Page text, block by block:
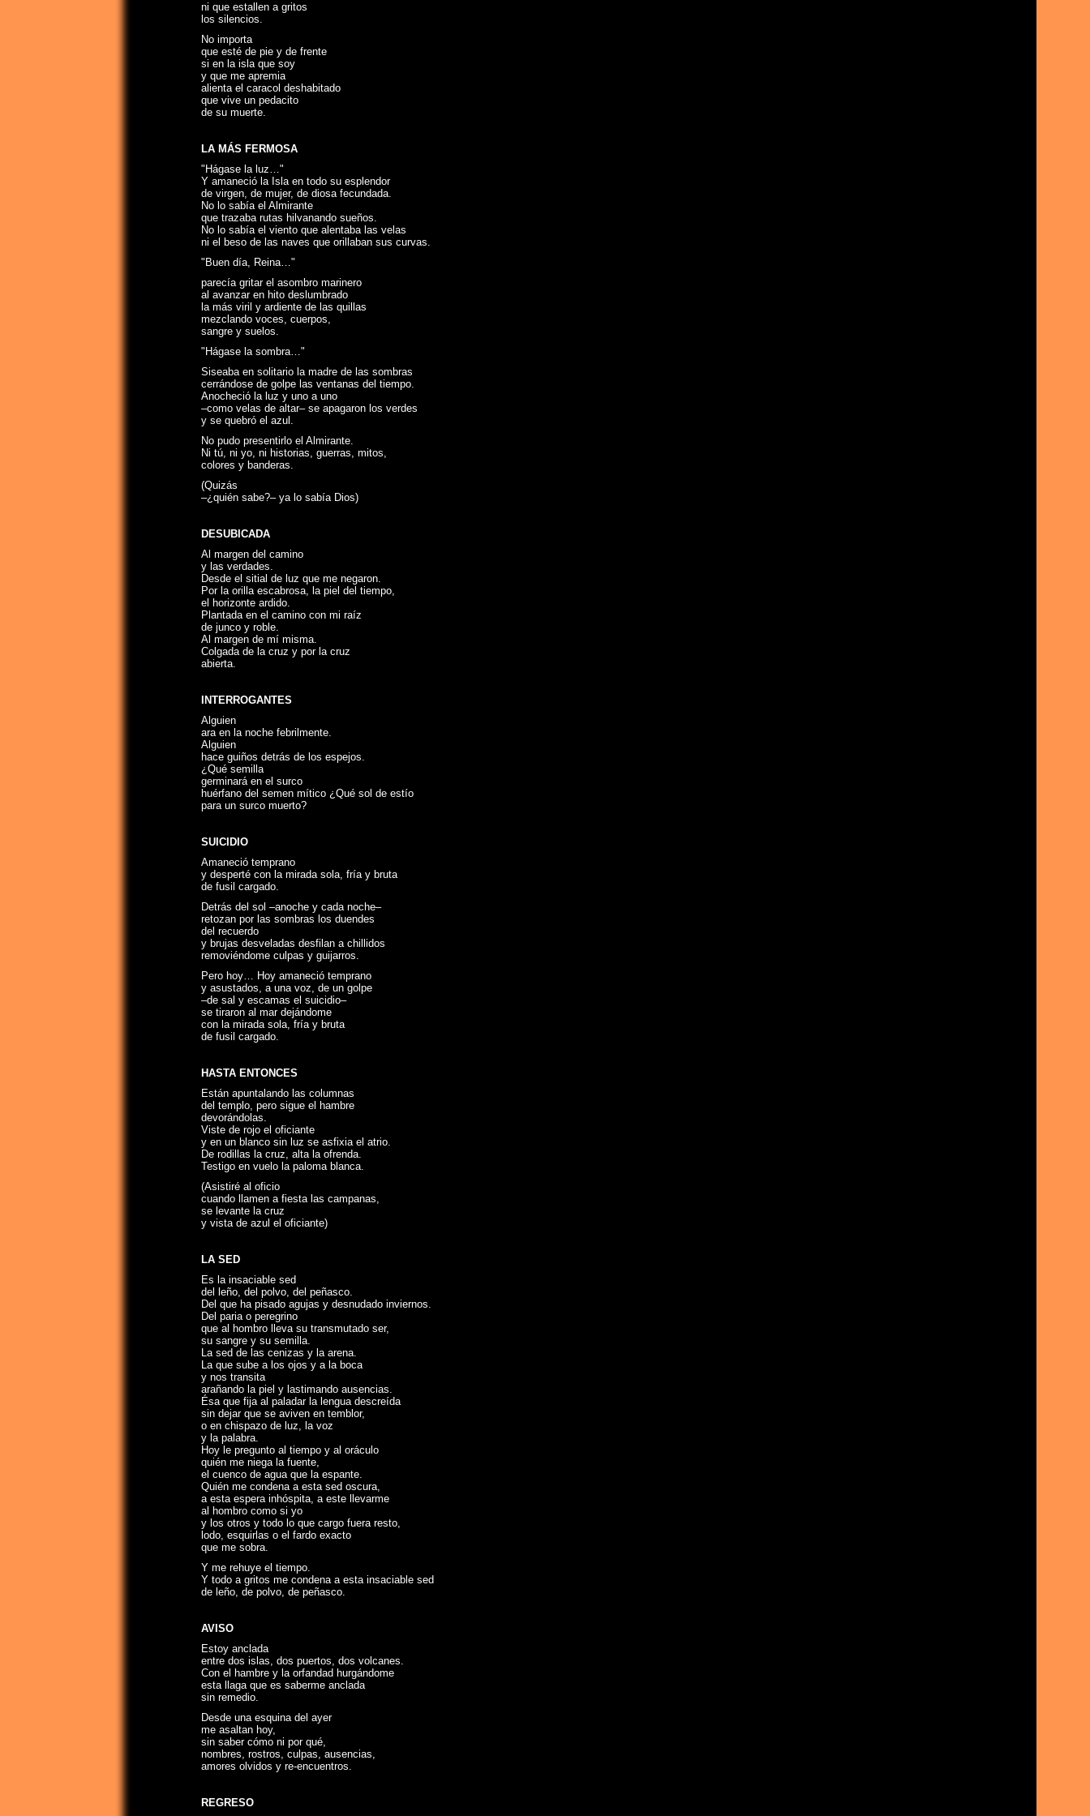
ni que estallen a gritos
los silencios.
No importa
que esté de pie y de frente
si en la isla que soy
y que me apremia
alienta el caracol deshabitado
que vive un pedacito
de su muerte.
LA MÁS FERMOSA
"Hágase la luz…"
Y amaneció la Isla en todo su esplendor
de virgen, de mujer, de diosa fecundada.
No lo sabía el Almirante
que trazaba rutas hilvanando sueños.
No lo sabía el viento que alentaba las velas
ni el beso de las naves que orillaban sus curvas.
"Buen día, Reina…"
parecía gritar el asombro marinero
al avanzar en hito deslumbrado
la más viril y ardiente de las quillas
mezclando voces, cuerpos,
sangre y suelos.
"Hágase la sombra…"
Siseaba en solitario la madre de las sombras
cerrándose de golpe las ventanas del tiempo.
Anocheció la luz y uno a uno
–como velas de altar– se apagaron los verdes
y se quebró el azul.
No pudo presentirlo el Almirante.
Ni tú, ni yo, ni historias, guerras, mitos,
colores y banderas.
(Quizás
–¿quién sabe?– ya lo sabía Dios)
DESUBICADA
Al margen del camino
y las verdades.
Desde el sitial de luz que me negaron.
Por la orilla escabrosa, la piel del tiempo,
el horizonte ardido.
Plantada en el camino con mi raíz
de junco y roble.
Al margen de mí misma.
Colgada de la cruz y por la cruz
abierta.
INTERROGANTES
Alguien
ara en la noche febrilmente.
Alguien
hace guiños detrás de los espejos.
¿Qué semilla
germinará en el surco
huérfano del semen mítico ¿Qué sol de estío
para un surco muerto?
SUICIDIO
Amaneció temprano
y desperté con la mirada sola, fría y bruta
de fusil cargado.
Detrás del sol –anoche y cada noche–
retozan por las sombras los duendes
del recuerdo
y brujas desveladas desfilan a chillidos
removiéndome culpas y guijarros.
Pero hoy… Hoy amaneció temprano
y asustados, a una voz, de un golpe
–de sal y escamas el suicidio–
se tiraron al mar dejándome
con la mirada sola, fría y bruta
de fusil cargado.
HASTA ENTONCES
Están apuntalando las columnas
del templo, pero sigue el hambre
devorándolas.
Viste de rojo el oficiante
y en un blanco sin luz se asfixia el atrio.
De rodillas la cruz, alta la ofrenda.
Testigo en vuelo la paloma blanca.
(Asistiré al oficio
cuando llamen a fiesta las campanas,
se levante la cruz
y vista de azul el oficiante)
LA SED
Es la insaciable sed
del leño, del polvo, del peñasco.
Del que ha pisado agujas y desnudado inviernos.
Del paria o peregrino
que al hombro lleva su transmutado ser,
su sangre y su semilla.
La sed de las cenizas y la arena.
La que sube a los ojos y a la boca
y nos transita
arañando la piel y lastimando ausencias.
Ésa que fija al paladar la lengua descreída
sin dejar que se aviven en temblor,
o en chispazo de luz, la voz
y la palabra.
Hoy le pregunto al tiempo y al oráculo
quién me niega la fuente,
el cuenco de agua que la espante.
Quién me condena a esta sed oscura,
a esta espera inhóspita, a este llevarme
al hombro como si yo
y los otros y todo lo que cargo fuera resto,
lodo, esquirlas o el fardo exacto
que me sobra.
Y me rehuye el tiempo.
Y todo a gritos me condena a esta insaciable sed
de leño, de polvo, de peñasco.
AVISO
Estoy anclada
entre dos islas, dos puertos, dos volcanes.
Con el hambre y la orfandad hurgándome
esta llaga que es saberme anclada
sin remedio.
Desde una esquina del ayer
me asaltan hoy,
sin saber cómo ni por qué,
nombres, rostros, culpas, ausencias,
amores olvidos y re-encuentros.
REGRESO